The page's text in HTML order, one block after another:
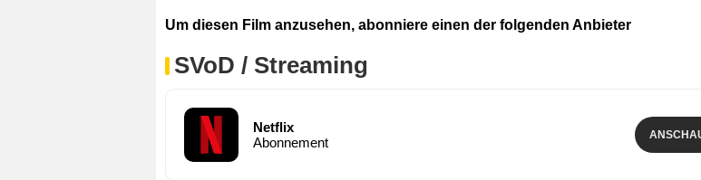
Um diesen Film anzusehen, abonniere einen der folgenden Anbieter
SVoD / Streaming
Netflix
Abonnement